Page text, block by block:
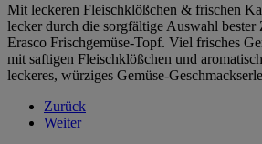
Mit leckeren Fleischklößchen & frischen
lecker durch die sorgfältige Auswahl bester
Erasco Frischgemüse-Topf. Viel frisches
mit saftigen Fleischklößchen und
leckeres, würziges Gemüse-
Zurück
Weiter